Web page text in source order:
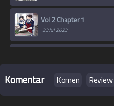
Vol 2 Chapter 1
23 Jul 2023
23 Jul 2023
Komentar Komen